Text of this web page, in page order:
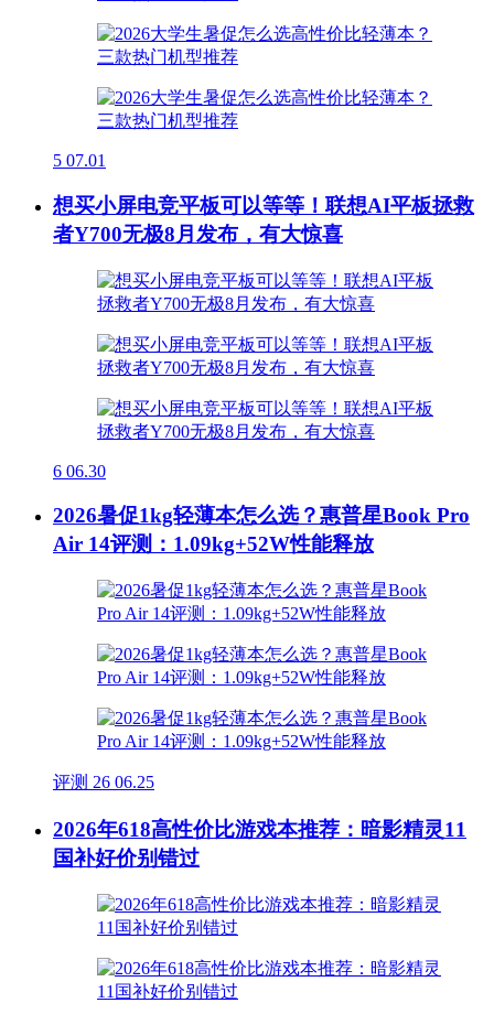
5 07.01
想买小屏电竞平板可以等等！联想AI平板拯救
者Y700无极8月发布，有大惊喜
6 06.30
2026暑促1kg轻薄本怎么选？惠普星Book Pro
Air 14评测：1.09kg+52W性能释放
评测 26 06.25
2026年618高性价比游戏本推荐：暗影精灵11
国补好价别错过